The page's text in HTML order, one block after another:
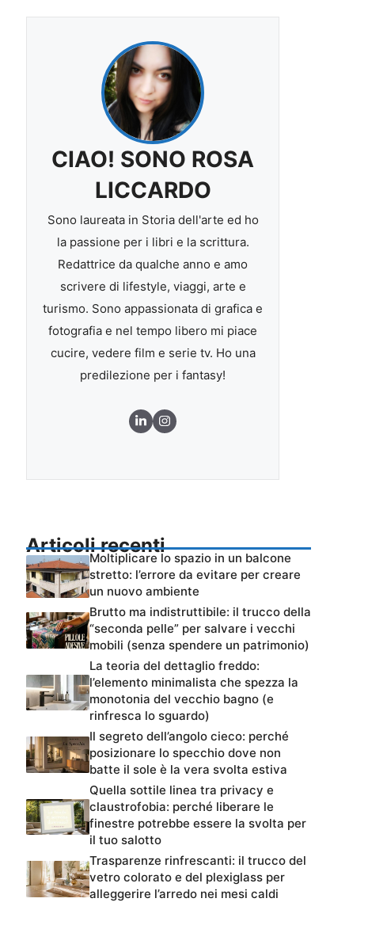
CIAO! SONO ROSA
LICCARDO
Sono laureata in Storia dell'arte ed ho
la passione per i libri e la scrittura.
Redattrice da qualche anno e amo
scrivere di lifestyle, viaggi, arte e
turismo. Sono appassionata di grafica e
fotografia e nel tempo libero mi piace
cucire, vedere film e serie tv. Ho una
predilezione per i fantasy!
Articoli recenti
Moltiplicare lo spazio in un balcone
stretto: l’errore da evitare per creare
un nuovo ambiente
Brutto ma indistruttibile: il trucco della
“seconda pelle” per salvare i vecchi
mobili (senza spendere un patrimonio)
La teoria del dettaglio freddo:
l’elemento minimalista che spezza la
monotonia del vecchio bagno (e
rinfresca lo sguardo)
Il segreto dell’angolo cieco: perché
posizionare lo specchio dove non
batte il sole è la vera svolta estiva
Quella sottile linea tra privacy e
claustrofobia: perché liberare le
finestre potrebbe essere la svolta per
il tuo salotto
Trasparenze rinfrescanti: il trucco del
vetro colorato e del plexiglass per
alleggerire l’arredo nei mesi caldi